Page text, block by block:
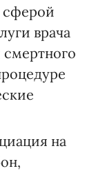
сферой
врача
на